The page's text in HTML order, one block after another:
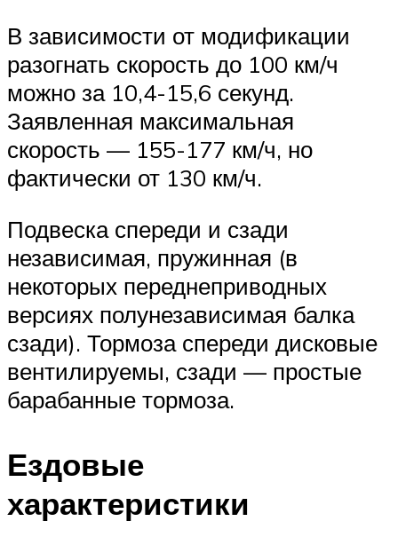
В зависимости от модификации
разогнать скорость до 100 км/ч
можно за 10,4-15,6 секунд.
Заявленная максимальная
скорость — 155-177 км/ч, но
фактически от 130 км/ч.
Подвеска спереди и сзади
независимая, пружинная (в
некоторых переднеприводных
версиях полунезависимая балка
сзади). Тормоза спереди дисковые
вентилируемы, сзади — простые
барабанные тормоза.
Ездовые
характеристики